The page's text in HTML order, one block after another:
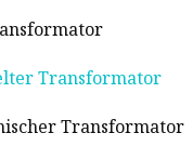
Transformator
Transformator